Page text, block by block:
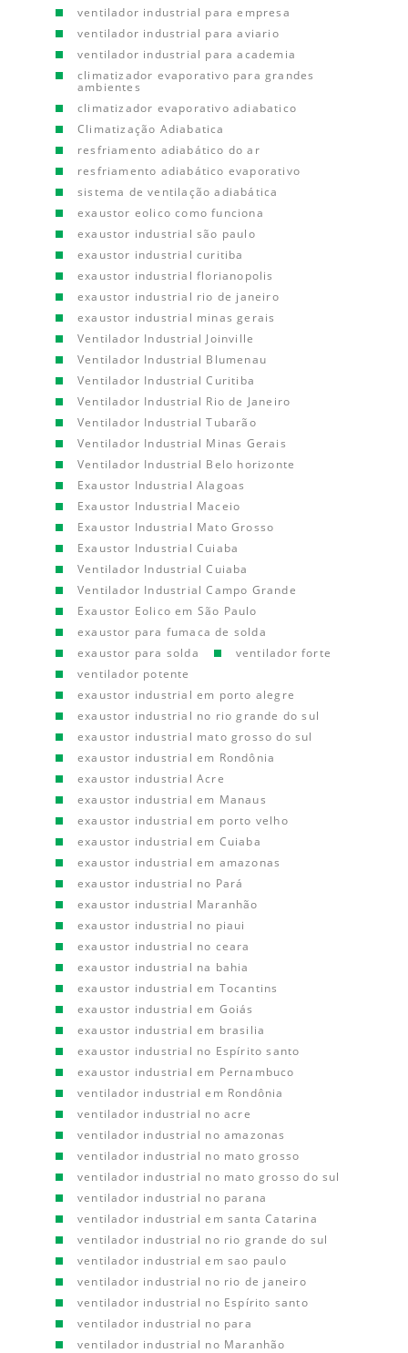
ventilador industrial para empresa
ventilador industrial para aviario
ventilador industrial para academia
climatizador evaporativo para grandes
ambientes
climatizador evaporativo adiabatico
Climatização Adiabatica
resfriamento adiabático do ar
resfriamento adiabático evaporativo
sistema de ventilação adiabática
exaustor eolico como funciona
exaustor industrial são paulo
exaustor industrial curitiba
exaustor industrial florianopolis
exaustor industrial rio de janeiro
exaustor industrial minas gerais
Ventilador Industrial Joinville
Ventilador Industrial Blumenau
Ventilador Industrial Curitiba
Ventilador Industrial Rio de Janeiro
Ventilador Industrial Tubarão
Ventilador Industrial Minas Gerais
Ventilador Industrial Belo horizonte
Exaustor Industrial Alagoas
Exaustor Industrial Maceio
Exaustor Industrial Mato Grosso
Exaustor Industrial Cuiaba
Ventilador Industrial Cuiaba
Ventilador Industrial Campo Grande
Exaustor Eolico em São Paulo
exaustor para fumaca de solda
exaustor para solda
ventilador forte
ventilador potente
exaustor industrial em porto alegre
exaustor industrial no rio grande do sul
exaustor industrial mato grosso do sul
exaustor industrial em Rondônia
exaustor industrial Acre
exaustor industrial em Manaus
exaustor industrial em porto velho
exaustor industrial em Cuiaba
exaustor industrial em amazonas
exaustor industrial no Pará
exaustor industrial Maranhão
exaustor industrial no piaui
exaustor industrial no ceara
exaustor industrial na bahia
exaustor industrial em Tocantins
exaustor industrial em Goiás
exaustor industrial em brasilia
exaustor industrial no Espírito santo
exaustor industrial em Pernambuco
ventilador industrial em Rondônia
ventilador industrial no acre
ventilador industrial no amazonas
ventilador industrial no mato grosso
ventilador industrial no mato grosso do sul
ventilador industrial no parana
ventilador industrial em santa Catarina
ventilador industrial no rio grande do sul
ventilador industrial em sao paulo
ventilador industrial no rio de janeiro
ventilador industrial no Espírito santo
ventilador industrial no para
ventilador industrial no Maranhão